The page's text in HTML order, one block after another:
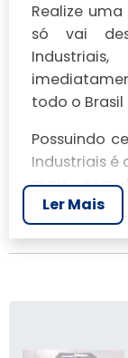
Realize
só vai
todo o
Possuindo
Industriais é
mais
realizar
clique em
seguir:
Ler Mais